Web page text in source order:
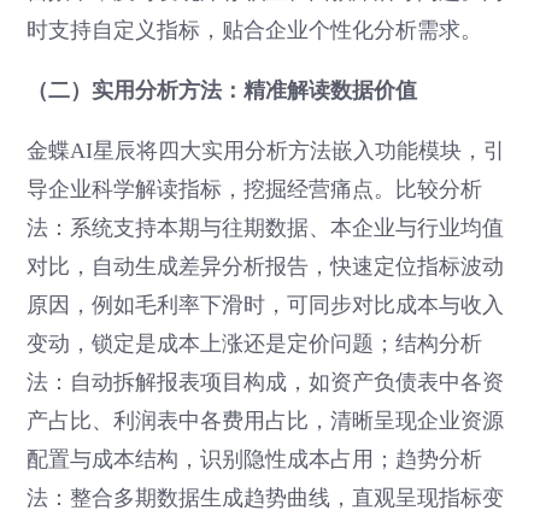
时支持自定义指标，贴合企业个性化分析需求。
（二）实用分析方法：精准解读数据价值
金蝶AI星辰将四大实用分析方法嵌入功能模块，引
导企业科学解读指标，挖掘经营痛点。比较分析
法：系统支持本期与往期数据、本企业与行业均值
对比，自动生成差异分析报告，快速定位指标波动
原因，例如毛利率下滑时，可同步对比成本与收入
变动，锁定是成本上涨还是定价问题；结构分析
法：自动拆解报表项目构成，如资产负债表中各资
产占比、利润表中各费用占比，清晰呈现企业资源
配置与成本结构，识别隐性成本占用；趋势分析
法：整合多期数据生成趋势曲线，直观呈现指标变